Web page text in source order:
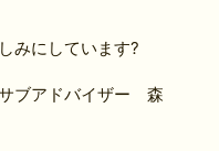
みにしています?
ブアドバイザー 森